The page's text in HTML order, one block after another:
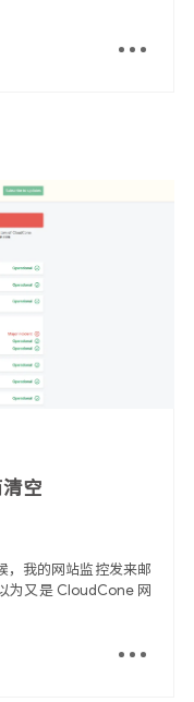
空
，我的网站监控发来邮
为又是 CloudCone 网